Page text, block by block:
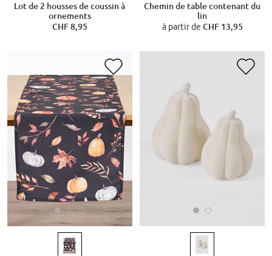
Lot de 2 housses de coussin à
ornements
CHF 8,95
Chemin de table contenant du
lin
à partir de CHF 13,95